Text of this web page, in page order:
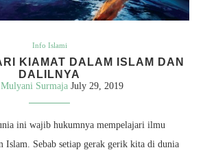
Info Islami
KIAMAT DALAM ISLAM DAN
DALILNYA
Surmaja July 29, 2019
ini wajib hukumnya mempelajari ilmu
Islam. Sebab setiap gerak gerik kita di dunia